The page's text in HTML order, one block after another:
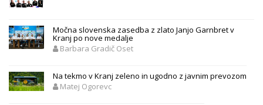
Močna slovenska zasedba z zlato Janjo Garnbret v
Kranj po nove medalje
Barbara Gradič Oset
Na tekmo v Kranj zeleno in ugodno z javnim prevozom
Matej Ogorevc